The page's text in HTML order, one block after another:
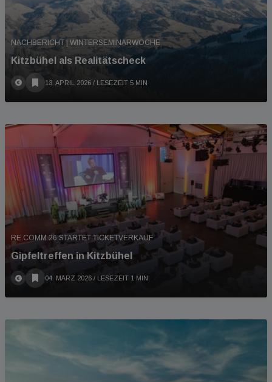
NACHBERICHT | WINTERSEMINARWOCHE
Kitzbühel als Realitätscheck
13. APRIL 2026 / LESEZEIT 5 MIN
RE.COMM 26 STARTET TICKETVERKAUF
Gipfeltreffen in Kitzbühel
04. MÄRZ 2026 / LESEZEIT 1 MIN